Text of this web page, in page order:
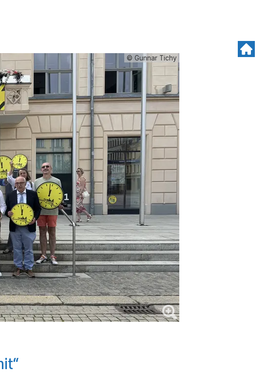
© Gunnar Tichy